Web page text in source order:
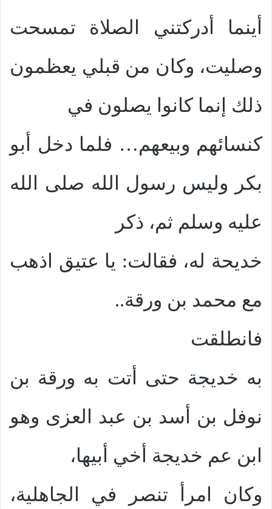
أينما أدركتني الصلاة تمسحت
وصليت، وكان من قبلي يعظمون
ذلك إنما كانوا يصلون في
كنسائهم وبيعهم… فلما دخل أبو
بكر وليس رسول الله صلى الله
عليه وسلم ثم، ذكر
خديحة له، فقالت: يا عتيق اذهب
مع محمد بن ورقة..
فانطلقت
به خديجة حتى أتت به ورقة بن
نوفل بن أسد بن عبد العزى وهو
ابن عم خديجة أخي أبيها،
وكان امرأ تنصر في الجاهلية،